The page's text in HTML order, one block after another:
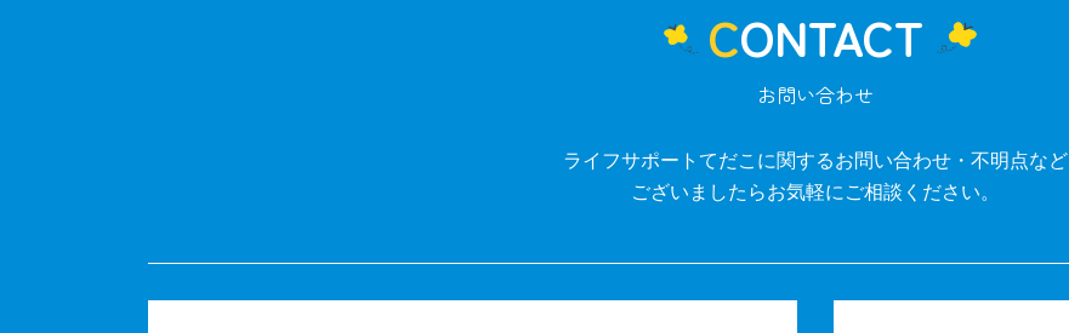
CONTACT
お問い合わせ
ライフサポートてだこに関するお問い合わせ・不明点など
ございましたらお気軽にご相談ください。